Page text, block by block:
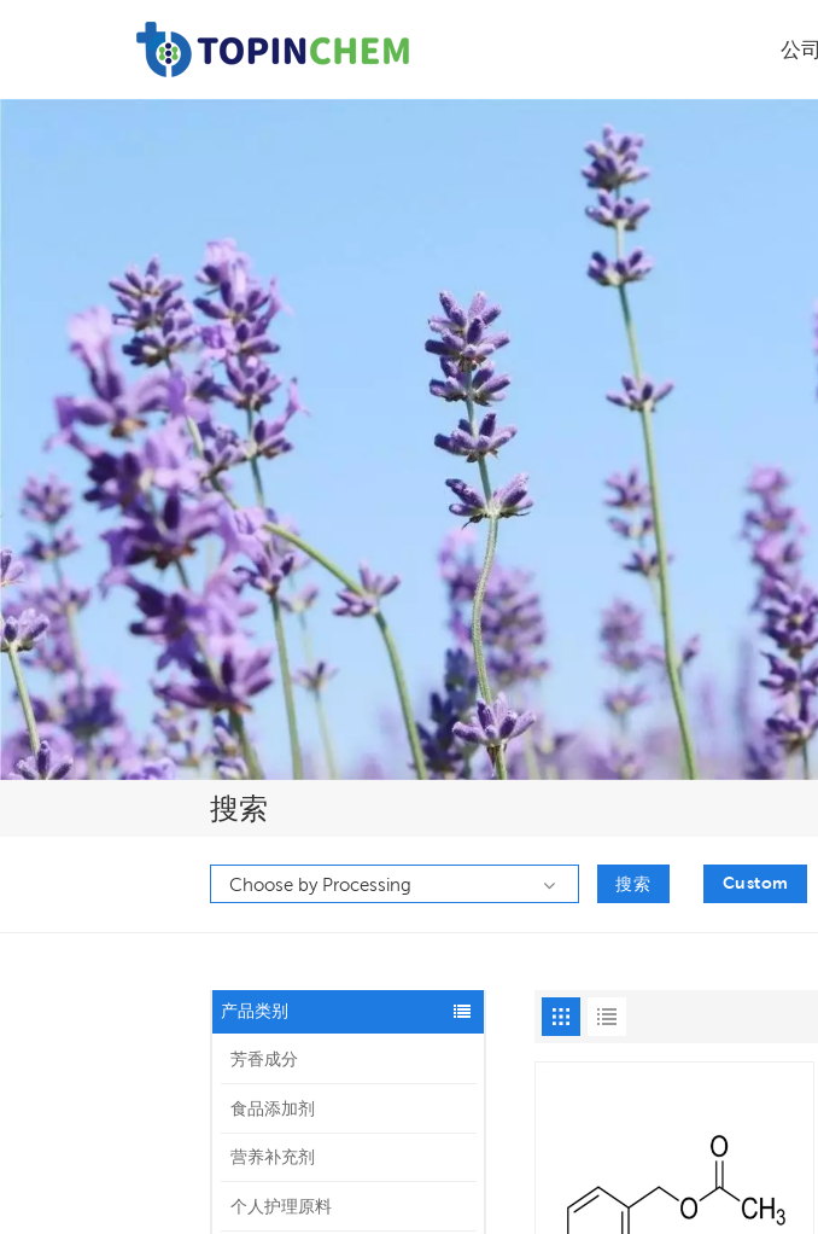
公司
搜索
搜索 Custom
产品类别
芳香成分
食品添加剂
营养补充剂
个人护理原料